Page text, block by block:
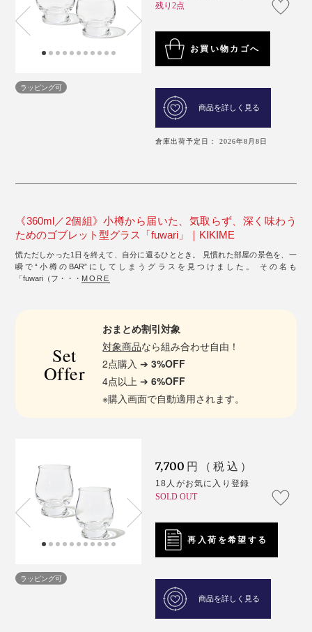
ラッピング可
残り2点
お買い物カゴへ
商品を詳しく見る
倉庫出荷予定日： 2026年8月8日
《360ml／2個組》小樽から届いた、気取らず、深く味わう
ためのゴブレット型グラス「fuwari」｜KIKIME
慌ただしかった1日を終えて、自分に還るひととき。 見慣れた部屋の景色を、一
瞬で“小樽のBAR”にしてしまうグラスを見つけました。 その名も
「fuwari（フ・・・ MORE
Set
Offer
おまとめ割引対象
対象商品なら組み合わせ自由！
2点購入 ➔3%OFF
4点以上 ➔6%OFF
※購入画面で自動適用されます。
ラッピング可
7,700 円（税込）
18人がお気に入り登録
SOLD OUT
再入荷を希望する
商品を詳しく見る